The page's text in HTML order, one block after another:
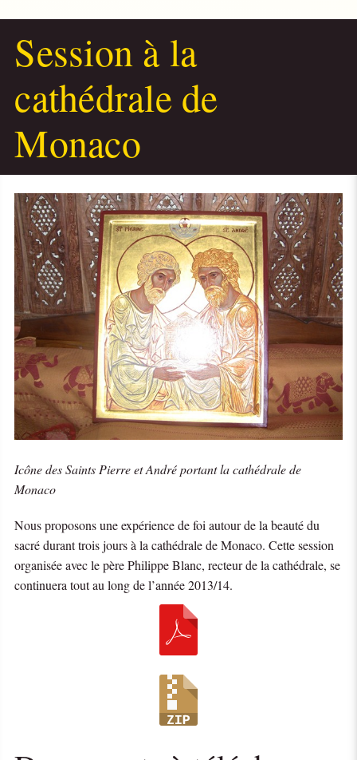
Session à la
cathédrale de
Monaco
Icône des Saints Pierre et André portant la cathédrale de
Monaco
Nous proposons une expérience de foi autour de la beauté du
sacré durant trois jours à la cathédrale de Monaco. Cette session
organisée avec le père Philippe Blanc, recteur de la cathédrale, se
continuera tout au long de l’année 2013/14.